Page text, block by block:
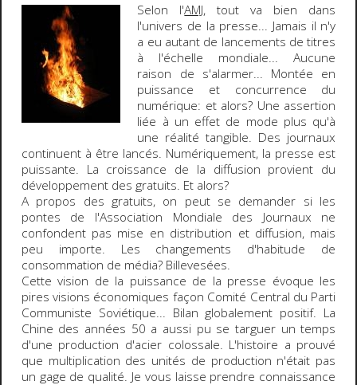
Selon l'AMJ,tout va bien dans
l'univers de la presse... Jamais il n'y
a eu autant de lancements de titres
à l'échelle mondiale... Aucune
raison de s'alarmer... Montée en
puissance et concurrence du
numérique: et alors? Une assertion
liée à un effet de mode plus qu'à
une réalité tangible. Des journaux
continuent à être lancés. Numériquement, la presse est
puissante. La croissance de la diffusion provient du
développement des gratuits. Et alors?
A propos des gratuits, on peut se demander si les
pontes de l'Association Mondiale des Journaux ne
confondent pas mise en distribution et diffusion, mais
peu importe. Les changements d'habitude de
consommation de média? Billevesées.
Cette vision de la puissance de la presse évoque les
pires visions économiques façon Comité Central du Parti
Communiste Soviétique... Bilan globalement positif. La
Chine des années 50 a aussi pu se targuer un temps
d'une production d'acier colossale. L'histoire a prouvé
que multiplication des unités de production n'était pas
un gage de qualité. Je vous laisse prendre connaissance